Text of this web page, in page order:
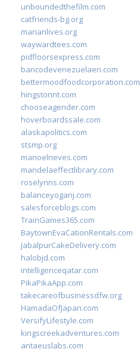
unboundedthefilm.com
catfriends-bg.org
marianlives.org
waywardtees.com
pidfloorsexpress.com
bancodevenezuelaen.com
bettermoodfoodcorporation.com
hingstonnt.com
chooseagender.com
hoverboardssale.com
alaskapolitics.com
stsmp.org
manoelneves.com
mandelaeffectlibrary.com
roselynns.com
balanceyoganj.com
salesforceblogs.com
TrainGames365.com
BaytownEvaCationRentals.com
JabalpurCakeDelivery.com
halobjd.com
intelligenceqatar.com
PikaPikaApp.com
takecareofbusinessdfw.org
HamadaOfJapan.com
VersifyLifestyle.com
kingscreekadventures.com
antaeuslabs.com